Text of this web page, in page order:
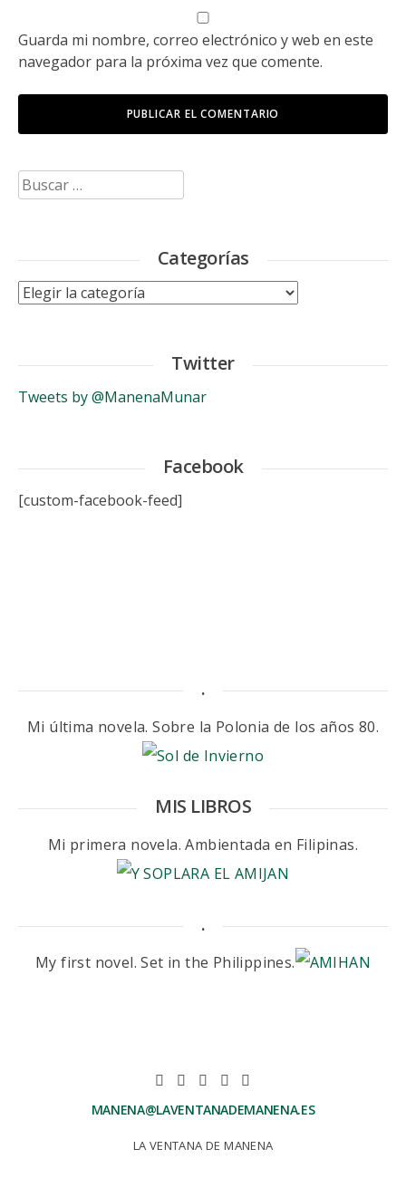
Guarda mi nombre, correo electrónico y web en este
navegador para la próxima vez que comente.
Buscar:
Categorías
Categorías
Twitter
Tweets by @ManenaMunar
Facebook
[custom-facebook-feed]
.
Mi última novela. Sobre la Polonia de los años 80.
MIS LIBROS
Mi primera novela. Ambientada en Filipinas.
.
My first novel. Set in the Philippines.
MANENA@LAVENTANADEMANENA.ES
LA VENTANA DE MANENA